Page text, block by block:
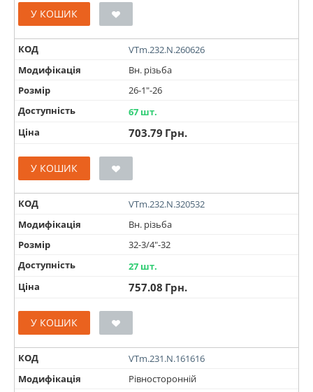
У КОШИК
КОД
VTm.232.N.260626
Модифікація
Вн. різьба
Розмір
26-1"-26
Доступність
67 шт.
Ціна
703.79 Грн.
У КОШИК
КОД
VTm.232.N.320532
Модифікація
Вн. різьба
Розмір
32-3/4"-32
Доступність
27 шт.
Ціна
757.08 Грн.
У КОШИК
КОД
VTm.231.N.161616
Модифікація
Рівносторонній